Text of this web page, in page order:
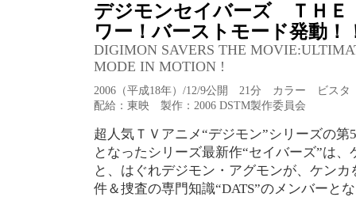
デジモンセイバーズ ＴＨ
ワー！バーストモード発動！
DIGIMON SAVERS THE
MODE IN MOTION !
2006（平成18年）/12/9公開 21分 カラー ビス
配給：東映 製作：2006 DSTM製作委員会
超人気ＴＶアニメ“デジモン”シリーズの
となったシリーズ最新作“セイバーズ”は
と、はぐれデジモン・アグモンが、ケン
件＆捜査の専門知識“DATS”のメンバーと